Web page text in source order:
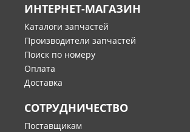
ИНТЕРНЕТ-МАГАЗИН
Каталоги запчастей
Производители запчастей
Поиск по номеру
Оплата
Доставка
СОТРУДНИЧЕСТВО
Поставщикам